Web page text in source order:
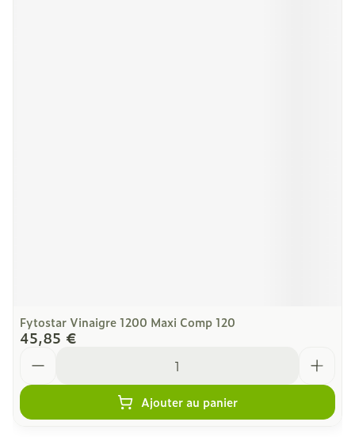
Fytostar Vinaigre 1200 Maxi Comp 120
45,85 €
Ajouter au panier